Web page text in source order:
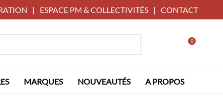
| ESPACE PM & COLLECTIVITÉS | CONTACT
0
MARQUES NOUVEAUTÉS A PROPOS